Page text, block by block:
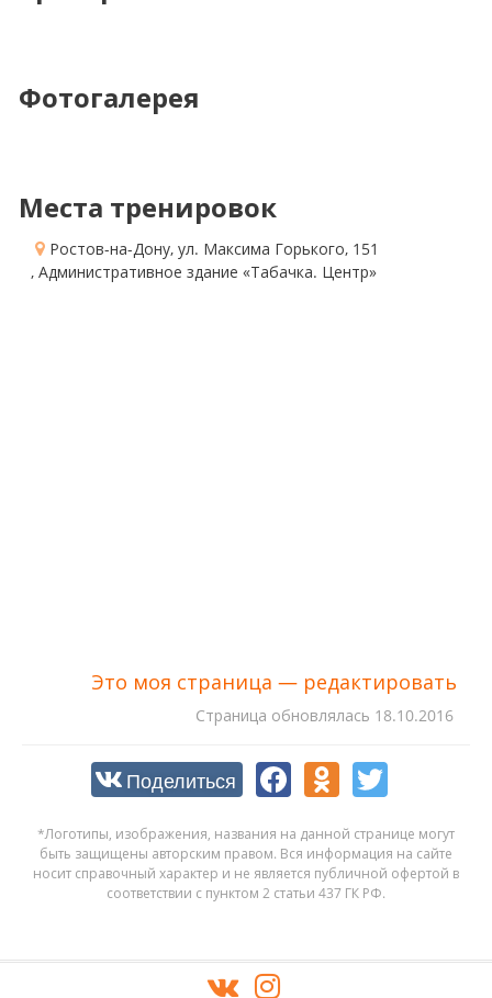
Фотогалерея
Места тренировок
Ростов-на-Дону, ул. Максима Горького, 151
, Административное здание «Табачка. Центр»
Это моя страница — редактировать
Cтраница обновлялась 18.10.2016
Поделиться
*Логотипы, изображения, названия на данной странице могут
быть защищены авторским правом. Вся информация на сайте
носит справочный характер и не является публичной офертой в
соответствии с пунктом 2 статьи 437 ГК РФ.